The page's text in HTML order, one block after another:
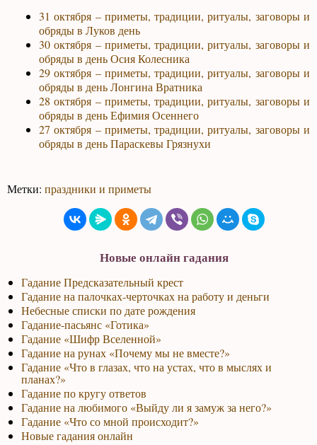
31 октября – приметы, традиции, ритуалы, заговоры и
обряды в Луков день
30 октября – приметы, традиции, ритуалы, заговоры и
обряды в день Осия Колесника
29 октября – приметы, традиции, ритуалы, заговоры и
обряды в день Лонгина Вратника
28 октября – приметы, традиции, ритуалы, заговоры и
обряды в день Ефимия Осеннего
27 октября – приметы, традиции, ритуалы, заговоры и
обряды в день Параскевы Грязнухи
Метки:праздники и приметы
Новые онлайн гадания
Гадание Предсказательный крест
Гадание на палочках-черточках на работу и деньги
Небесные списки по дате рождения
Гадание-пасьянс «Готика»
Гадание «Шифр Вселенной»
Гадание на рунах «Почему мы не вместе?»
Гадание «Что в глазах, что на устах, что в мыслях и
планах?»
Гадание по кругу ответов
Гадание на любимого «Выйду ли я замуж за него?»
Гадание «Что со мной происходит?»
Новые гадания онлайн